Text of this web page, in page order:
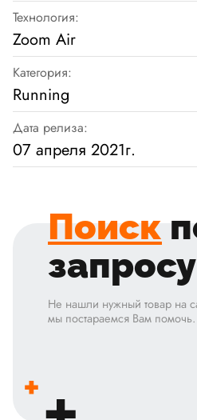
Технология:
Zoom Air
Категория:
Running
Дата релиза:
07 апреля 2021г.
Поиск
запросу
Не нашли нужный товар на
мы постараемся Вам помочь.